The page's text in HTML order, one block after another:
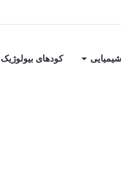
کودهای بیولوژیک